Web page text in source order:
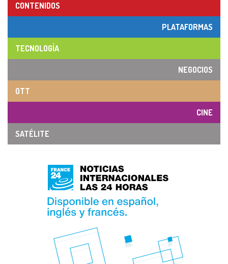
CONTENIDOS
PLATAFORMAS
TECNOLOGÍA
NEGOCIOS
OTT
CINE
SATÉLITE